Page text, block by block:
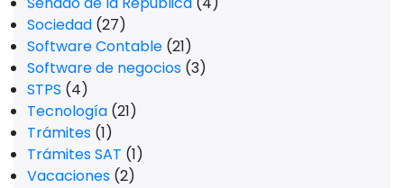
Sociedad (27)
Software Contable (21)
Software de negocios (3)
STPS (4)
Tecnología (21)
Trámites (1)
Trámites SAT (1)
Vacaciones (2)